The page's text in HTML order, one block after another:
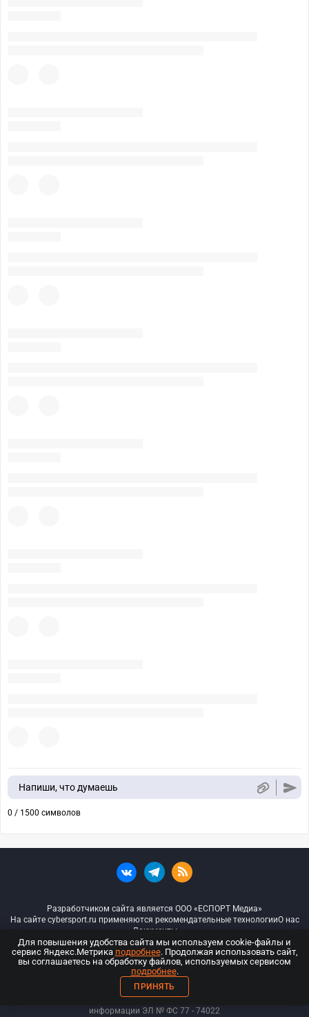
Напиши, что думаешь
0 / 1500 символов
Разработчиком сайта является ООО «ЕСПОРТ Медиа»
На сайте cybersport.ru применяются рекомендательные технологииО нас
Документы
© ООО «Киберспорт.ру» — Все права защищены
18+
ООО «Киберспорт.ру». Свидетельство о регистрации средств массовой
информации ЭЛ № ФС 77 - 74022
Для повышения удобства сайта мы используем cookie-файлы и
сервис Яндекс.Метрика подробнее. Продолжая использовать сайт,
вы соглашаетесь на обработку файлов, используемых сервисом
подробнее.
ПРИНЯТЬ